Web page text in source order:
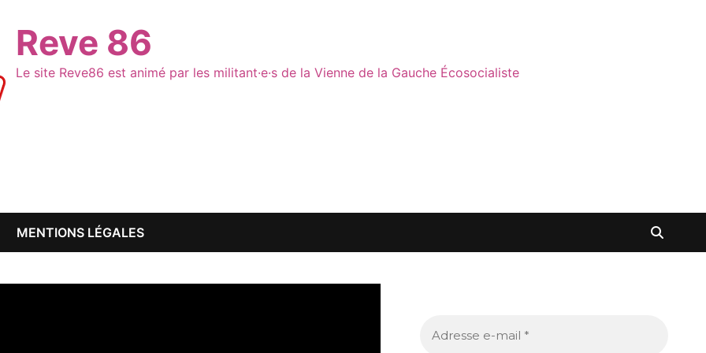
Reve 86
Le site Reve86 est animé par les militant·e·s de la Vienne de la Gauche Écosocialiste
MENTIONS LÉGALES